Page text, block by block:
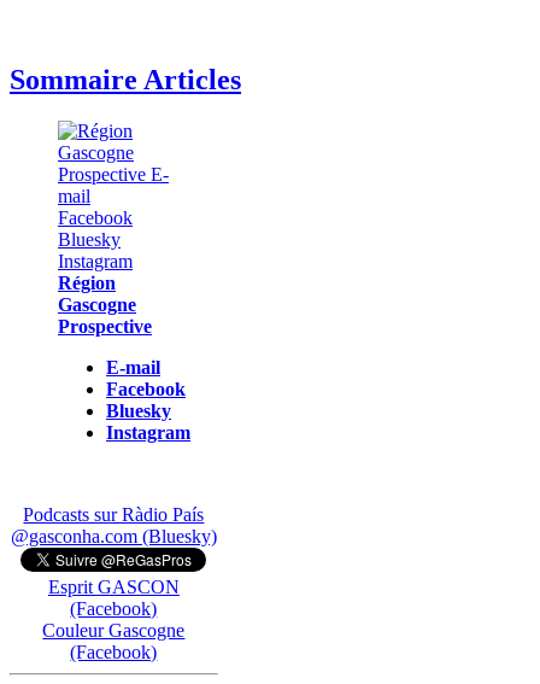
Sommaire Articles
Région
Gascogne
Prospective
E-mail
Facebook
Bluesky
Instagram
Podcasts sur Ràdio País
@gasconha.com (Bluesky)
Esprit GASCON
(Facebook)
Couleur Gascogne
(Facebook)